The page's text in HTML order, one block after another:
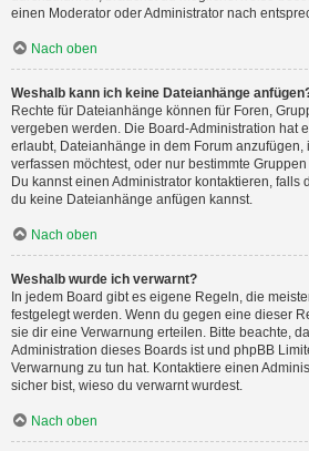
einen Moderator oder Administrator nach
Nach oben
Weshalb kann ich keine Dateianhänge
Rechte für Dateianhänge können für Foren,
vergeben werden. Die Board-Administration hat
erlaubt, Dateianhänge in dem Forum anzufügen,
verfassen möchtest, oder nur bestimmte
Du kannst einen Administrator kontaktieren, falls
du keine Dateianhänge anfügen kannst.
Nach oben
Weshalb wurde ich verwarnt?
In jedem Board gibt es eigene Regeln, die
festgelegt werden. Wenn du gegen eine dieser
sie dir eine Verwarnung erteilen. Bitte beachte,
Administration dieses Boards ist und phpBB
Verwarnung zu tun hat. Kontaktiere einen
sicher bist, wieso du verwarnt wurdest.
Nach oben